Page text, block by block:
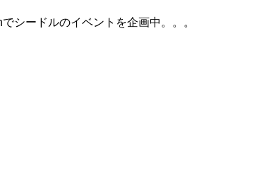
シードルのイベントを企画中。。。